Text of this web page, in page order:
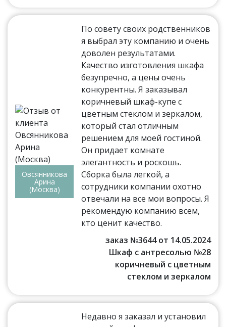
Овсянникова
Арина
(Москва)
По совету своих родственников
я выбрал эту компанию и очень
доволен результатами.
Качество изготовления шкафа
безупречно, а цены очень
конкурентны. Я заказывал
коричневый шкаф-купе с
цветным стеклом и зеркалом,
который стал отличным
решением для моей гостиной.
Он придает комнате
элегантность и роскошь.
Сборка была легкой, а
сотрудники компании охотно
отвечали на все мои вопросы. Я
рекомендую компанию всем,
кто ценит качество.
заказ №3644 от 14.05.2024
Шкаф с антресолью №28
коричневый с цветным
стеклом и зеркалом
Недавно я заказал и установил